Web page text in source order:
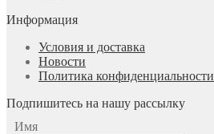
Информация
Условия и доставка
Новости
Политика конфиденциальности
Подпишитесь на нашу рассылку
Имя